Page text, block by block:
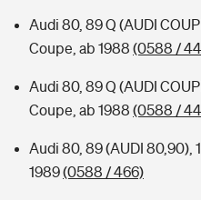
Audi 80, 89 Q (AUDI
Coupe, ab 1988 (0588 /
Audi 80, 89 Q (AUDI
Coupe, ab 1988 (0588 /
Audi 80, 89 (AUDI 80,90),
1989(0588 / 466)